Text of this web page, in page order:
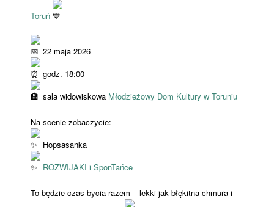
Toruń
22 maja 2026
godz. 18:00
sala widowiskowa Młodzieżowy Dom Kultury w Toruniu
Na scenie zobaczycie:
Hopsasanka
ROZWIJAKI i SponTańce
To będzie czas bycia razem – lekki jak błękitna chmura i